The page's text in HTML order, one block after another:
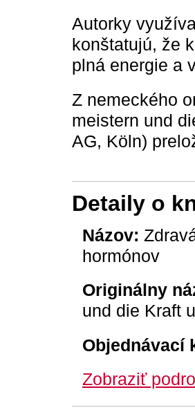
Autorky
konštatujú, že
plná energie a
Z nemeckého
meistern und
AG, Köln)
Detaily o
Názov:
hormónov
Originálny
und die Kraft
Objednávací
Zobraziť